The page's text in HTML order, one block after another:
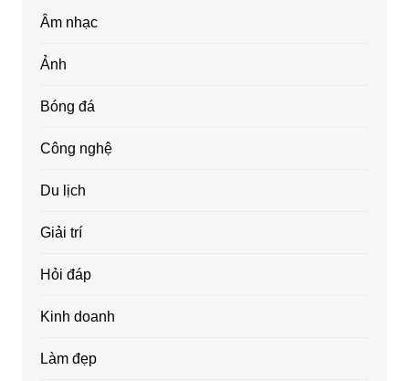
Âm nhạc
Ảnh
Bóng đá
Công nghệ
Du lịch
Giải trí
Hỏi đáp
Kinh doanh
Làm đẹp